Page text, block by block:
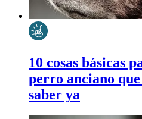
10 cosas básicas
perro anciano
saber ya